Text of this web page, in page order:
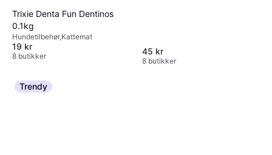
Trixie Denta Fun Dentinos
0.1kg
Hundetilbehør,Kattemat
19 kr
8 butikker 45 kr
8 butikker
Trendy